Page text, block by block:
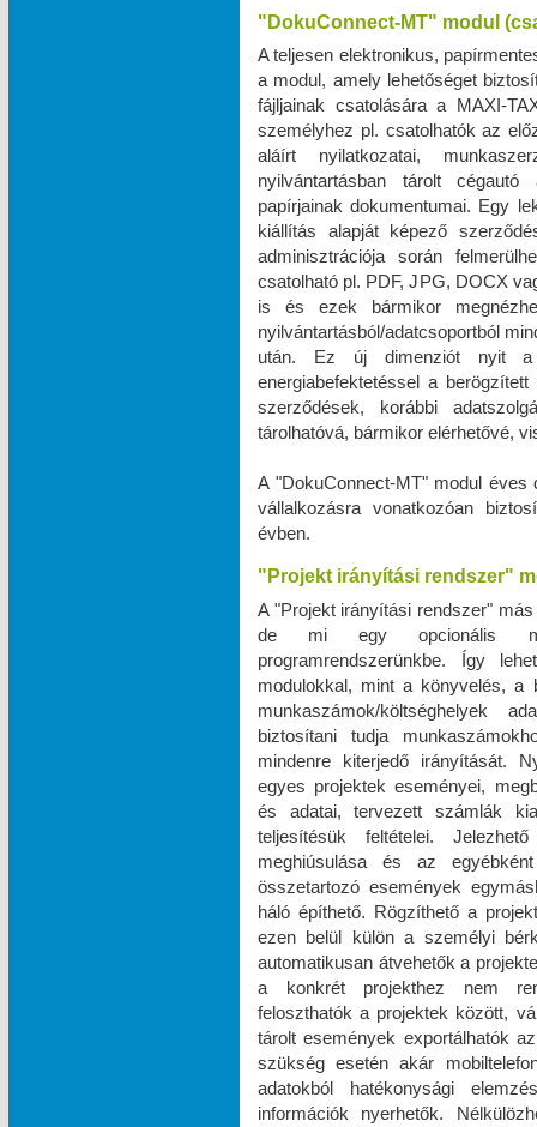
"DokuConnect-MT" modul
A teljesen elektronikus,
a modul, amely lehetőséget
fájljainak csatolására a
személyhez pl. csatolhatók az
aláírt nyilatkozatai,
nyilvántartásban tárolt cégautó
papírjainak dokumentumai. Egy
kiállítás alapját képező
adminisztrációja során
csatolható pl. PDF, JPG, DOCX
is és ezek bármikor
nyilvántartásból/adatcsoportból
után. Ez új dimenziót nyit a
energiabefektetéssel a
szerződések, korábbi
tárolhatóvá, bármikor elérhetővé,
A "DokuConnect-MT" modul
vállalkozásra vonatkozóan
évben.
"Projekt irányítási rendszer"
A "Projekt irányítási rendszer"
de mi egy opcionális
programrendszerünkbe. Így
modulokkal, mint a könyvelés, a
munkaszámok/költséghelyek
biztosítani tudja
mindenre kiterjedő irányítását.
egyes projektek eseményei,
és adatai, tervezett számlák
teljesítésük feltételei.
meghiúsulása és az
összetartozó események
háló építhető. Rögzíthető a
ezen belül külön a személyi
automatikusan átvehetők a
a konkrét projekthez nem
feloszthatók a projektek között,
tárolt események exportálhatók
szükség esetén akár
adatokból hatékonysági
információk nyerhetők.